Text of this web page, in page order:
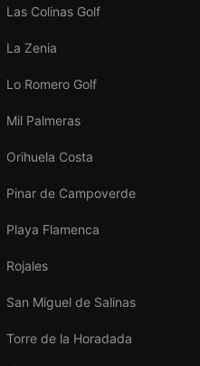
Las Colinas Golf
La Zenia
Lo Romero Golf
Mil Palmeras
Orihuela Costa
Pinar de Campoverde
Playa Flamenca
Rojales
San Miguel de Salinas
Torre de la Horadada